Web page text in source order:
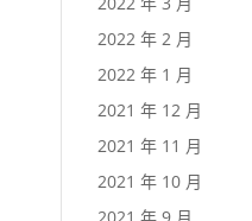
2022 年 2 月
2022 年 1 月
2021 年 12 月
2021 年 11 月
2021 年 10 月